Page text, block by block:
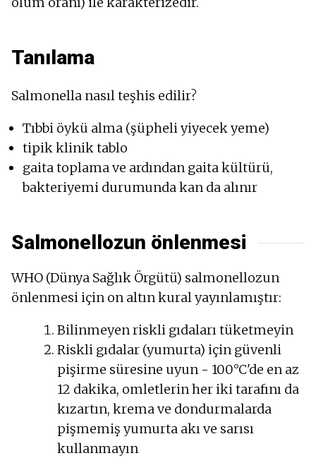
Tanılama
Salmonella nasıl teşhis edilir?
Tıbbi öykü alma (şüpheli yiyecek yeme)
tipik klinik tablo
gaita toplama ve ardından gaita kültürü,
bakteriyemi durumunda kan da alınır
Salmonellozun önlenmesi
WHO (Dünya Sağlık Örgütü) salmonellozun
önlenmesi için on altın kural yayınlamıştır:
Bilinmeyen riskli gıdaları tüketmeyin
Riskli gıdalar (yumurta) için güvenli
pişirme süresine uyun - 100°C'de en az
12 dakika, omletlerin her iki tarafını da
kızartın, krema ve dondurmalarda
pişmemiş yumurta akı ve sarısı
kullanmayın